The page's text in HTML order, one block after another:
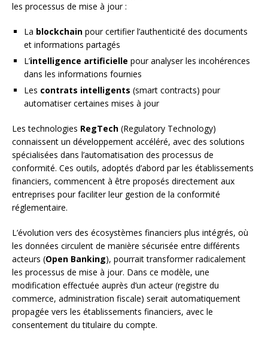
les processus de mise à jour :
La blockchain pour certifier l’authenticité des documents
et informations partagés
L’intelligence artificielle pour analyser les incohérences
dans les informations fournies
Les contrats intelligents (smart contracts) pour
automatiser certaines mises à jour
Les technologies RegTech (Regulatory Technology)
connaissent un développement accéléré, avec des solutions
spécialisées dans l’automatisation des processus de
conformité. Ces outils, adoptés d’abord par les établissements
financiers, commencent à être proposés directement aux
entreprises pour faciliter leur gestion de la conformité
réglementaire.
L’évolution vers des écosystèmes financiers plus intégrés, où
les données circulent de manière sécurisée entre différents
acteurs (Open Banking), pourrait transformer radicalement
les processus de mise à jour. Dans ce modèle, une
modification effectuée auprès d’un acteur (registre du
commerce, administration fiscale) serait automatiquement
propagée vers les établissements financiers, avec le
consentement du titulaire du compte.